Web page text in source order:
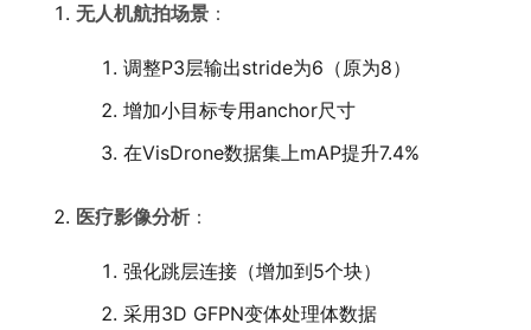
无人机航拍场景 ：
调整P3层输出stride为6（原为8）
增加小目标专用anchor尺寸
在VisDrone数据集上mAP提升7.4%
医疗影像分析 ：
强化跳层连接（增加到5个块）
采用3D GFPN变体处理体数据